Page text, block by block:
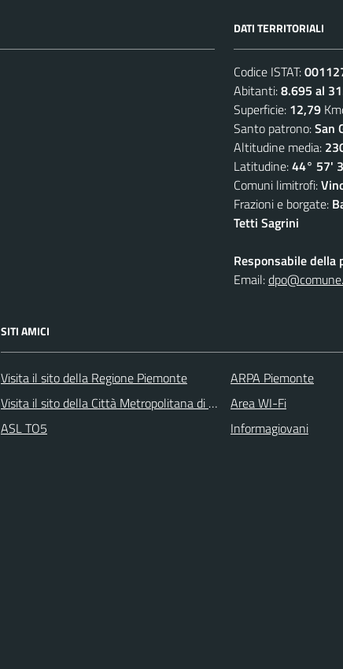
DATI TERRITORIALI
Codice ISTAT:
Abitanti:8.695 al
Superficie: 12,79
Santo patrono:San
Altitudine media:
Latitudine:44° 57'
Comuni limitrofi:
Frazioni e borgate:
Tetti Sagrini
Responsabile della
Email:
SITI AMICI
Visita il sito della Regione Piemonte
Visita il sito della Città Metropolitana di Torino
ASL TO5
ARPA Piemonte
Area WI-Fi
Informagiovani